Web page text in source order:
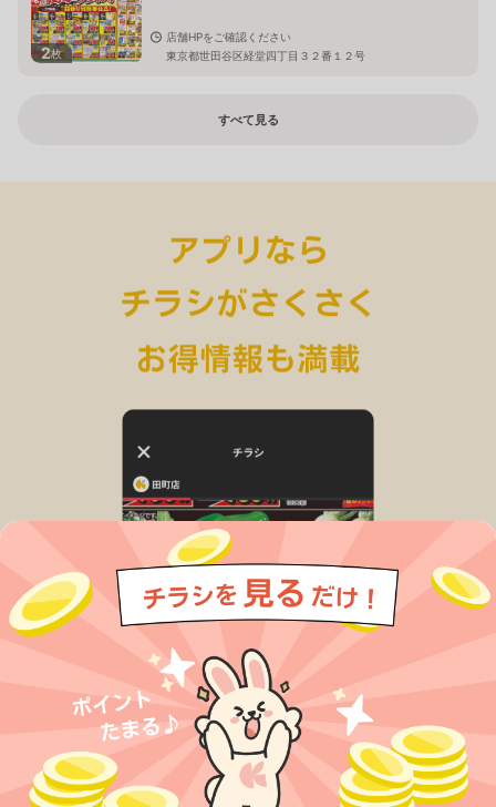
2枚
店舗HPをご確認ください
東京都世田谷区経堂四丁目３２番１２号
すべて見る